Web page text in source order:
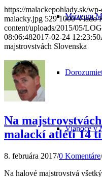
Múzeum
Vianoce v
https://malackepohlady.sk/
malacky.jpg 529 1000 Vlado
content/uploads/2015/05/
08:06:482017-02-24 12:23:50
majstrovstvách Slovenska
Na
malackí atléti 14
8. februára 2017/0 Komentáre/
Na halové majstrovstvá